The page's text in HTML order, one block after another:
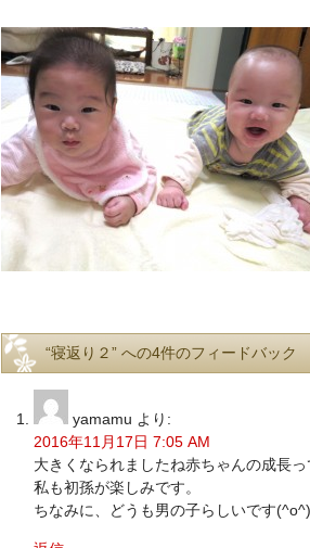
“寝返り２” への4件のフィードバック
yamamu より:
2016年11月17日 7:05 AM
大きくなられましたね赤ちゃんの成長っ
私も初孫が楽しみです。
ちなみに、どうも男の子らしいです(^o^)